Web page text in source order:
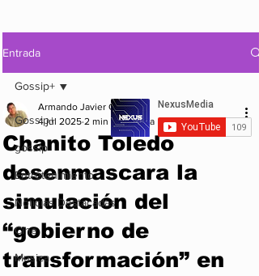
Entrada
Gossip+
gossip
Entretenimiento
Noticias Destacadas
Cine
Musica
Gossip+
Chanito Toledo
desenmascara la
simulación del
“gobierno de
transformación” en
Armando Javier Garcia
4 jul 2025 2 min de lectura